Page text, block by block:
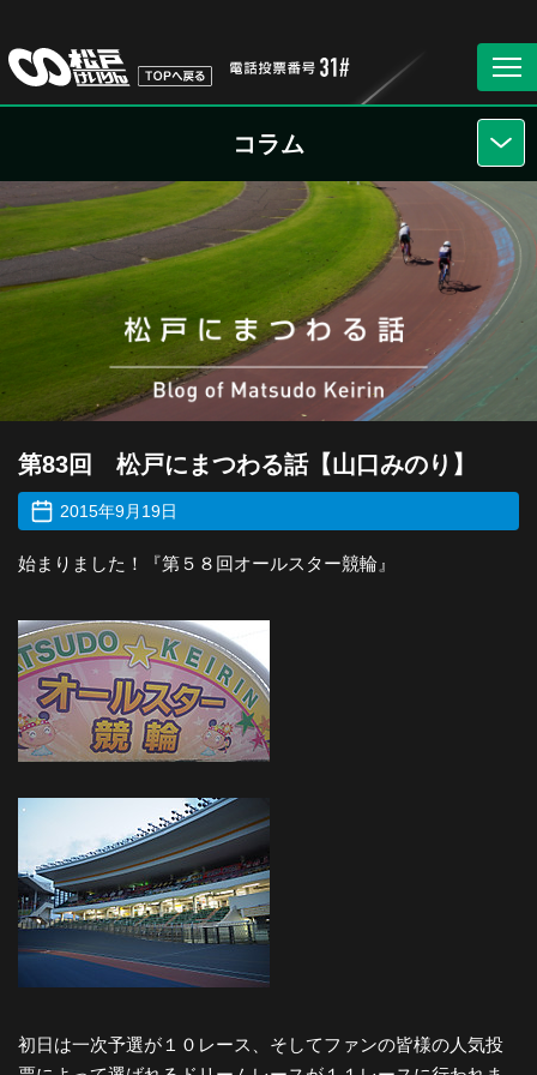
コラム
第83回 松戸にまつわる話【山口みのり】
2015年9月19日
始まりました！『第５８回オールスター競輪』
初日は一次予選が１０レース、そしてファンの皆様の人気投